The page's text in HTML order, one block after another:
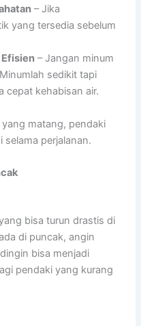
– Jika
yang tersedia sebelum
Efisien – Jangan minum
sedikit tapi
cepat kehabisan air.
matang, pendaki
perjalanan.
bisa turun drastis di
di puncak, angin
bisa menjadi
pendaki yang kurang